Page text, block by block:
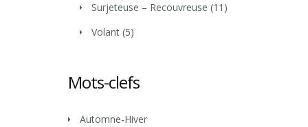
Surjeteuse – Recouvreuse (11)
Volant (5)
Mots-clefs
Automne-Hiver